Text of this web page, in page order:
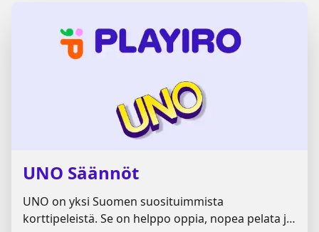
UNO Säännöt
UNO on yksi Suomen suosituimmista
korttipeleistä. Se on helppo oppia, nopea pelata ja